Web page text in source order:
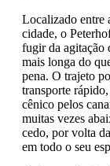
Localizado entre
cidade, o
fugir da agitação
mais longa do
pena. O trajeto
transporte
cênico pelos
muitas vezes
cedo, por volta
em todo o seu